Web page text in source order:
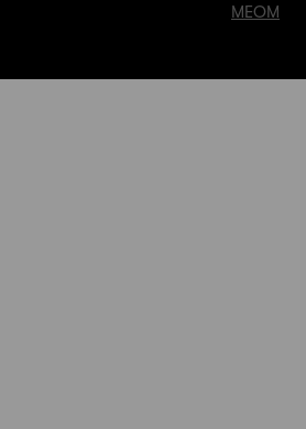
MEOM